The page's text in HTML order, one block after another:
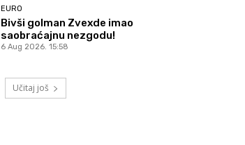
EURO
Bivši golman Zvexde imao
saobraćajnu nezgodu!
6 Aug 2026. 15:58
Učitaj još